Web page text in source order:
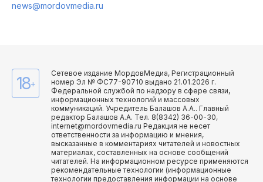
news@mordovmedia.ru
18+
Сетевое издание МордовМедиа, Регистрационный
номер Эл № ФС77-90710 выдано 21.01.2026 г.
Федеральной службой по надзору в сфере связи,
информационных технологий и массовых
коммуникаций. Учредитель Балашов А.А.. Главный
редактор Балашов А.А. Тел. 8(8342) 36-00-30,
internet@mordovmedia.ru Редакция не несет
ответственности за информацию и мнения,
высказанные в комментариях читателей и новостных
материалах, составленных на основе сообщений
читателей. На информационном ресурсе применяются
рекомендательные технологии (информационные
технологии предоставления информации на основе